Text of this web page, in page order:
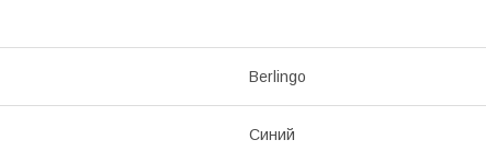
Berlingo
Синий